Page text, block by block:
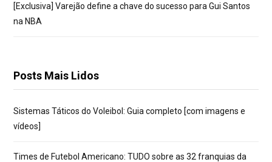
[Exclusiva] Varejão define a chave do sucesso para Gui Santos
na NBA
Posts Mais Lidos
Sistemas Táticos do Voleibol: Guia completo [com imagens e
vídeos]
Times de Futebol Americano: TUDO sobre as 32 franquias da